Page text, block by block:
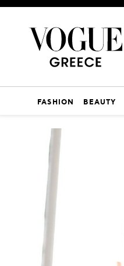
FASHION BEAUTY